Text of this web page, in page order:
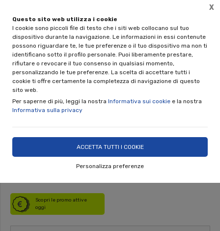
Questo sito web utilizza i cookie
I cookie sono piccoli file di testo che i siti web collocano sul tuo
dispositivo durante la navigazione. Le informazioni in essi contenute
possono riguardare te, le tue preferenze o il tuo dispositivo ma non ti
identificano sotto il profilo personale. Puoi liberamente prestare,
rifiutare o revocare il tuo consenso in qualsiasi momento,
personalizzando le tue preferenze. La scelta di accettare tutti i
cookie ti offre certamente la completezza di navigazione di questo
sito web.
Per saperne di più, leggi la nostra Informativa sui cookie e la nostra
Informativa sulla privacy
ACCETTA TUTTI I COOKIE
Personalizza preferenze
X
🎁 REGALA UNA CERAMICA NINO PARRUCCA
Disponibili le gift card da 50€ e 100€
Salvadanaio Maialino Grande
Nino Parrucca
Scopri le promo attive
oggi